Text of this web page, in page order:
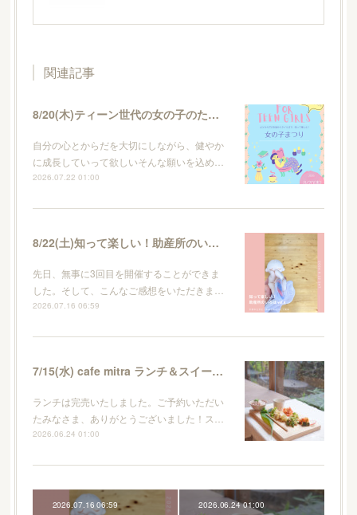
関連記事
8/20(木)ティーン世代の女の子のためのイベント・女の子まつり
自分の心とからだを大切にしながら、健やか
に成長していって欲しいそんな願いを込め…
2026.07.22 01:00
8/22(土)知って楽しい！助産所のいろはvol.4
先日、無事に3回目を開催することができま
した。そして、こんなご感想をいただきま…
2026.07.16 06:59
7/15(水) cafe mitra ランチ＆スイーツのご予約について＊
ランチは完売いたしました。ご予約いただい
たみなさま、ありがとうございました！ス…
2026.06.24 01:00
2026.07.16 06:59 2026.06.24 01:00